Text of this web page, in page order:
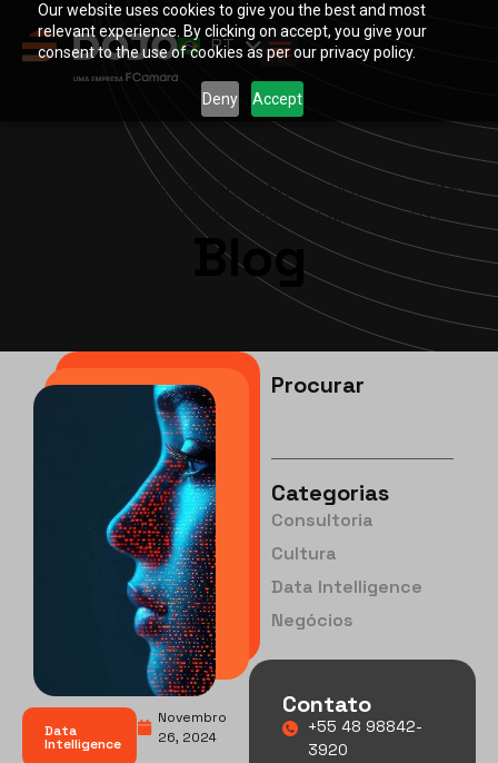
Our website uses cookies to give you the best and most
relevant experience. By clicking on accept, you give your
consent to the use of cookies as per our privacy policy.
Deny Accept
PT
EN
ES
PREVISÃO DE DEMANDA COM IA: COMO
ELA ESTÁ REVOLUCIONANDO O PLANEJAMENTO
Blog
Data
Intelligence
Novembro
26, 2024
Procurar
Categorias
Consultoria
Cultura
Data Intelligence
Negócios
Contato
+55 48 98842-
3920